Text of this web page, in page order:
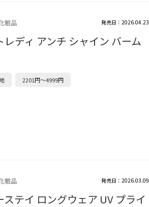
粧品 発売日：2026.04.23
レディ アンチ シャイン バーム
2201円～4999円
粧品 発売日：2026.03.09
ステイ ロングウェア UV プライ